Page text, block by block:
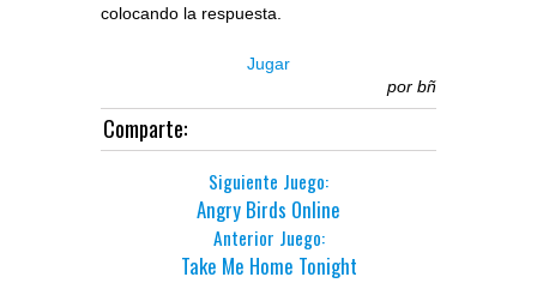
colocando la respuesta.
Jugar
por bñ
Comparte:
Siguiente Juego:
Angry Birds Online
Anterior Juego:
Take Me Home Tonight